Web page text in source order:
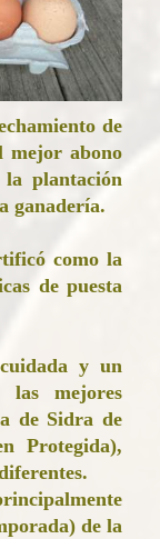
de
mejor abono
la plantación
ganadería.
como la
de puesta
y un
las mejores
de Sidra de
Protegida),
de la